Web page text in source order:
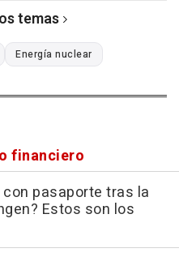
temas
Energía nuclear
financiero
pasaporte tras la
Estos son los